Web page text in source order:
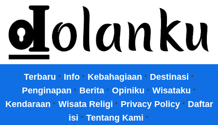
Terbaru · Info · Kebahagiaan · Destinasi ·
Penginapan · Berita · Opiniku · Wisataku ·
Kendaraan · Wisata Religi · Privacy Policy · Daftar
isi · Tentang Kami ·